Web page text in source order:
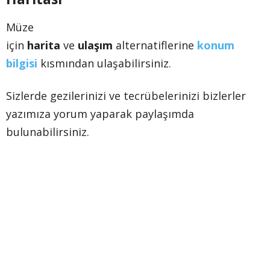
Müze
için harita ve ulaşım alternatiflerine konum
bilgisi kısmından ulaşabilirsiniz.
Sizlerde gezilerinizi ve tecrübelerinizi bizlerler
yazımıza yorum yaparak paylaşımda
bulunabilirsiniz.